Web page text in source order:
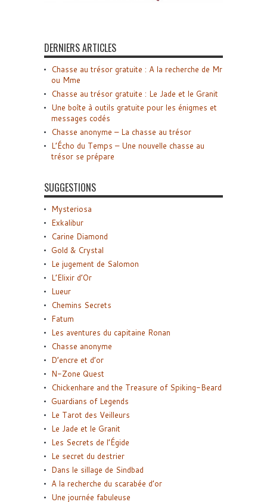
DERNIERS ARTICLES
Chasse au trésor gratuite : A la recherche de Mr
ou Mme
Chasse au trésor gratuite : Le Jade et le Granit
Une boîte à outils gratuite pour les énigmes et
messages codés
Chasse anonyme – La chasse au trésor
L’Écho du Temps – Une nouvelle chasse au
trésor se prépare
SUGGESTIONS
Mysteriosa
Exkalibur
Carine Diamond
Gold & Crystal
Le jugement de Salomon
L’Elixir d’Or
Lueur
Chemins Secrets
Fatum
Les aventures du capitaine Ronan
Chasse anonyme
D’encre et d’or
N-Zone Quest
Chickenhare and the Treasure of Spiking-Beard
Guardians of Legends
Le Tarot des Veilleurs
Le Jade et le Granit
Les Secrets de l’Égide
Le secret du destrier
Dans le sillage de Sindbad
A la recherche du scarabée d’or
Une journée fabuleuse